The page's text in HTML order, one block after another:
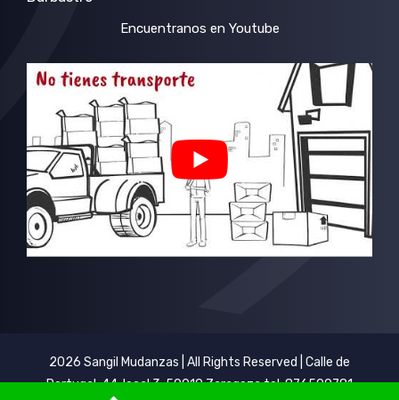
Encuentranos en Youtube
2026 Sangil Mudanzas | All Rights Reserved | Calle de
Portugal, 44, local 3, 50010 Zaragoza tel: 876500781